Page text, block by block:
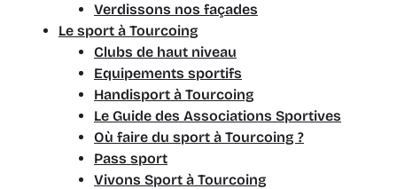
Verdissons nos façades
Le sport à Tourcoing
Clubs de haut niveau
Equipements sportifs
Handisport à Tourcoing
Le Guide des Associations Sportives
Où faire du sport à Tourcoing ?
Pass sport
Vivons Sport à Tourcoing